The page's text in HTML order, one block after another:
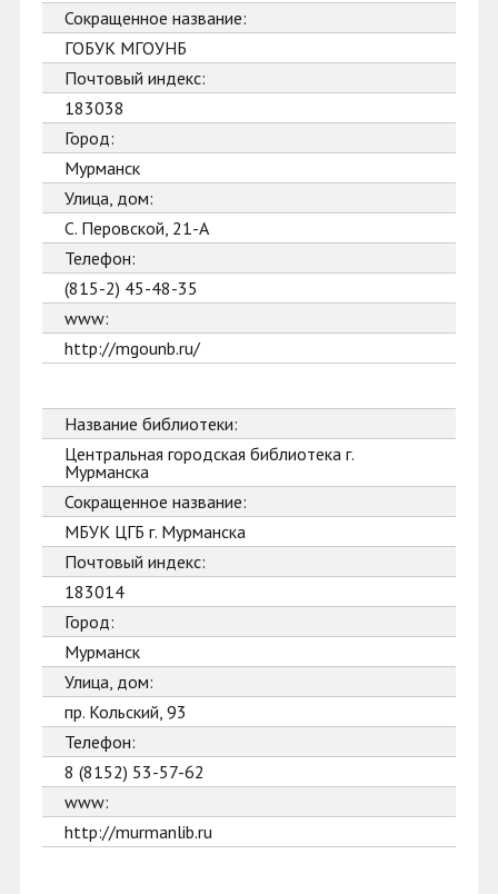
Сокращенное название:
ГОБУК МГОУНБ
Почтовый индекс:
183038
Город:
Мурманск
Улица, дом:
С. Перовской, 21-А
Телефон:
(815-2) 45-48-35
www:
http://mgounb.ru/
Название библиотеки:
Центральная городская библиотека г.
Мурманска
Сокращенное название:
МБУК ЦГБ г. Мурманска
Почтовый индекс:
183014
Город:
Мурманск
Улица, дом:
пр. Кольский, 93
Телефон:
8 (8152) 53-57-62
www:
http://murmanlib.ru